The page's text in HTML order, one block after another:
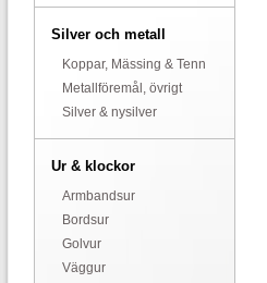
Silver och metall
Koppar, Mässing & Tenn
Metallföremål, övrigt
Silver & nysilver
Ur & klockor
Armbandsur
Bordsur
Golvur
Väggur